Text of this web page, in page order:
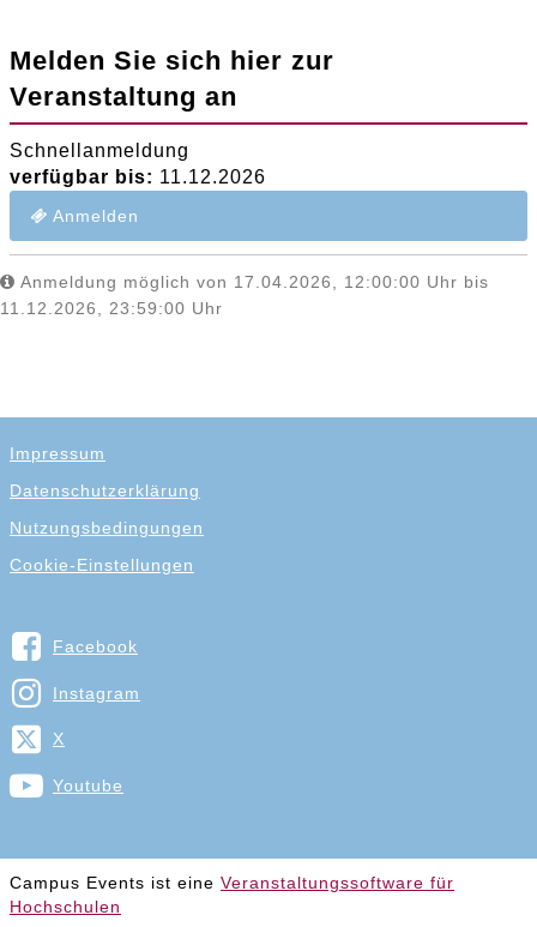
Melden Sie sich hier zur
Veranstaltung an
Schnellanmeldung
verfügbar bis: 11.12.2026
Anmelden
Anmeldung möglich von 17.04.2026, 12:00:00 Uhr bis
11.12.2026, 23:59:00 Uhr
Impressum
Datenschutzerklärung
Nutzungsbedingungen
Cookie-Einstellungen
Facebook
Instagram
X
Youtube
Campus Events ist eine Veranstaltungssoftware für
Hochschulen